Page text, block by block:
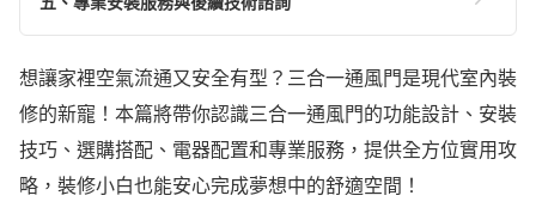
想讓家裡空氣流通又安全有型？三合一通風門是現代室內裝
修的新寵！本篇將帶你認識三合一通風門的功能設計、安裝
技巧、選購搭配、電器配置和專業服務，提供全方位實用攻
略，裝修小白也能安心完成夢想中的舒適空間！